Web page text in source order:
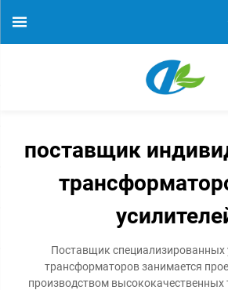
поставщик
Поставщик специализированных
трансформаторов занимается
производством